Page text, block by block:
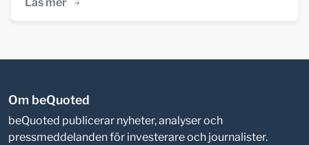
Läs mer
Om beQuoted
beQuoted publicerar nyheter, analyser och
pressmeddelanden för investerare och journalister.